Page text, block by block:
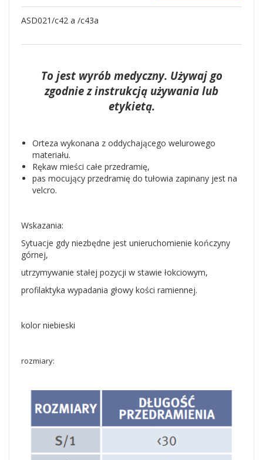
ASD021/c42 a /c43a
To jest wyrób medyczny. Używaj go
zgodnie z instrukcją używania lub
etykietą.
Orteza wykonana z oddychającego welurowego
materiału.
Rękaw mieści całe przedramię,
pas mocujący przedramię do tułowia zapinany jest na
velcro.
Wskazania:
Sytuacje gdy niezbędne jest unieruchomienie kończyny
górnej,
utrzymywanie stałej pozycji w stawie łokciowym,
profilaktyka wypadania głowy kości ramiennej.
kolor niebieski
rozmiary: